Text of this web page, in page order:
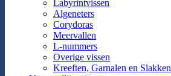
Labyrintvissen
Algeneters
Corydoras
Meervallen
L-nummers
Overige vissen
Kreeften, Garnalen en Slakken